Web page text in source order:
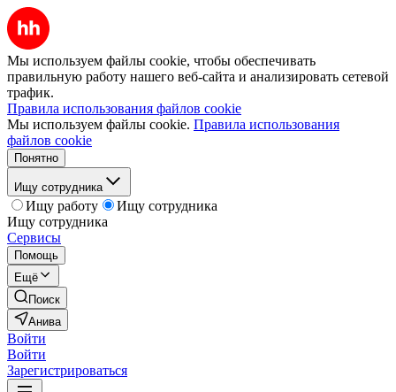
Мы используем файлы cookie, чтобы обеспечивать
правильную работу нашего веб-сайта и анализировать сетевой
трафик.
Правила использования файлов cookie
Мы используем файлы cookie. Правила использования
файлов cookie
Понятно
Ищу сотрудника
Ищу работу
Ищу сотрудника
Ищу сотрудника
Сервисы
Помощь
Ещё
Поиск
Анива
Войти
Войти
Зарегистрироваться